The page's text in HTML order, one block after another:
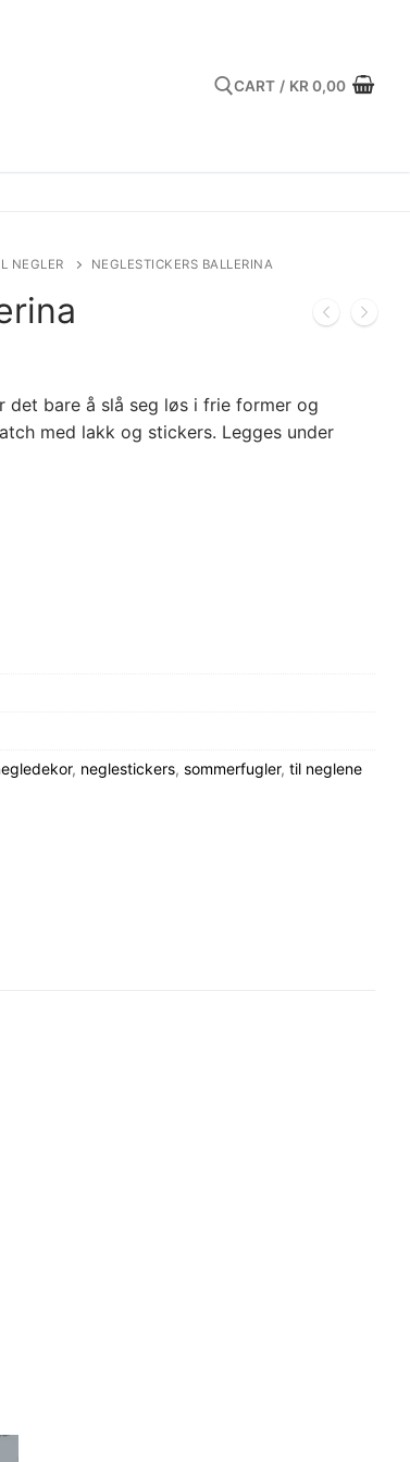
CART / KR 0,00
NEGLER NEGLESTICKERS BALLERINA
det bare å slå seg løs i frie former og
med lakk og stickers. Legges under
, neglestickers, sommerfugler, til neglene